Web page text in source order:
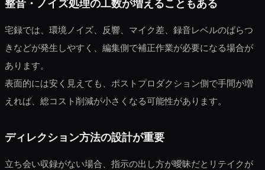
整音・ノイズ処理の工数が増えることもある
宅録では、環境ノイズ、反響、マイク差、録音レベルのばらつ
きなどが発生しやすく、編集側で補正作業が必要になる場合が
あります。
表面的には安く見えても、ポストプロダクション側で手間が増
えれば、総コスト削減が小さくなる可能性があります。
ディレクション方法の設計が重要
立ち会い収録がない場合、指示の出し方が曖昧だとリテイクが